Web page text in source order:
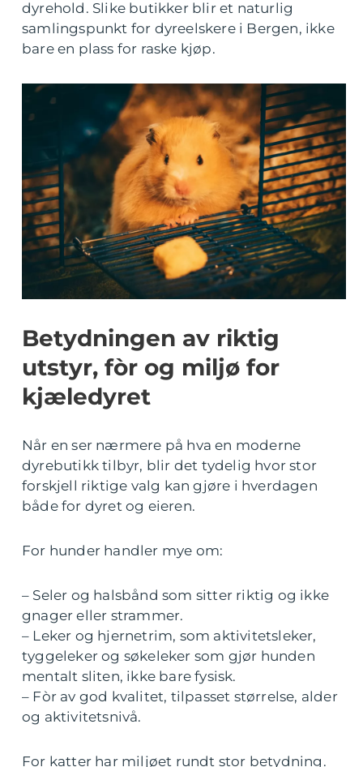
dyrehold. Slike butikker blir et naturlig
samlingspunkt for dyreelskere i Bergen, ikke
bare en plass for raske kjøp.
Betydningen av riktig
utstyr, fòr og miljø for
kjæledyret
Når en ser nærmere på hva en moderne
dyrebutikk tilbyr, blir det tydelig hvor stor
forskjell riktige valg kan gjøre i hverdagen
både for dyret og eieren.
For hunder handler mye om:
– Seler og halsbånd som sitter riktig og ikke
gnager eller strammer.
– Leker og hjernetrim, som aktivitetsleker,
tyggeleker og søkeleker som gjør hunden
mentalt sliten, ikke bare fysisk.
– Fòr av god kvalitet, tilpasset størrelse, alder
og aktivitetsnivå.
For katter har miljøet rundt stor betydning.